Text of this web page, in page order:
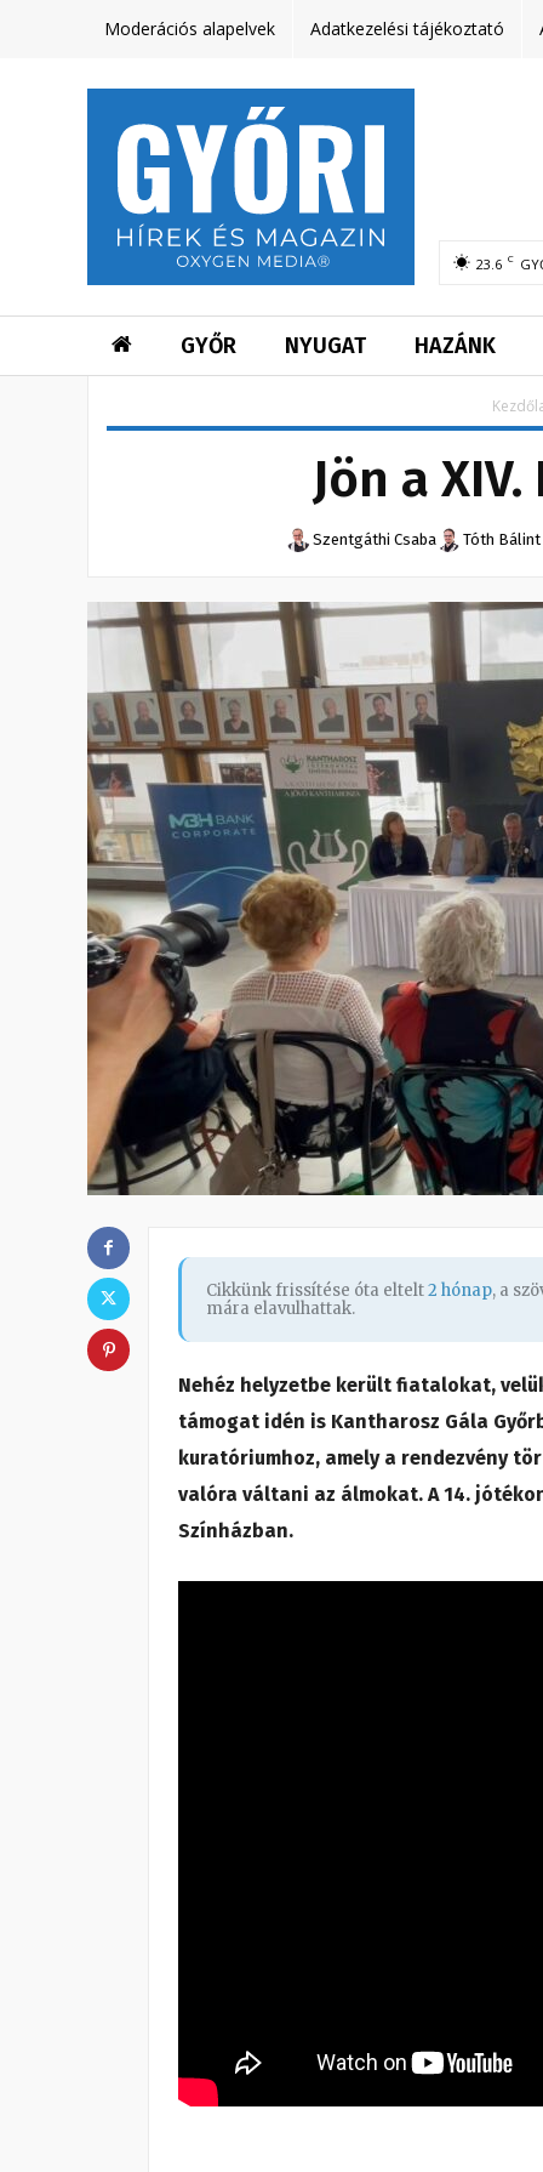
Moderációs alapelvek Adatkezelési tájékoztató
23.6 C
GYŐR NYUGAT HAZÁNK
Jön a
Szentgáthi Csaba Tóth Bálint
Cikkünk frissítése óta eltelt2 hónap, a
mára elavulhattak.
Nehéz helyzetbe került fiatalokat,
támogat idén is Kantharosz Gála
kuratóriumhoz, amely a rendezvény
valóra váltani az álmokat. A 14.
Színházban.